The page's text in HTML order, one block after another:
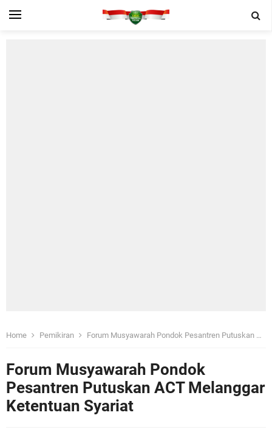
Home Pemikiran Forum Musyawarah Pondok Pesantren Putuskan ACT Melanggar Ketentuan Syariat
Forum Musyawarah Pondok
Pesantren Putuskan ACT Melanggar
Ketentuan Syariat